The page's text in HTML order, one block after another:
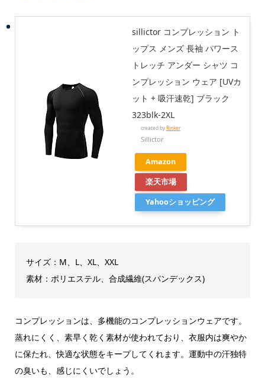
sillictor コンプレッション ト
ップス メンズ 長袖 パワース
トレッチ アンダー シャツ コ
ンプレッション ウェア [UVカ
ット + 吸汗速乾] ブラック
323blk-2XL
created byRinker
Sillictor
Amazon
楽天市場
Yahooショッピング
サイズ：M、L、XL、XXL
素材：ポリエステル、合成繊維(スパンデックス)
コンプレッションは、多機能のコンプレッションウェアです。
蒸れにくく、素早く乾く素材が使われており、衣服内は爽やか
に保たれ、快適な状態をキープしてくれます。運動中の汗独特
の臭いも、感じにくいでしょう。